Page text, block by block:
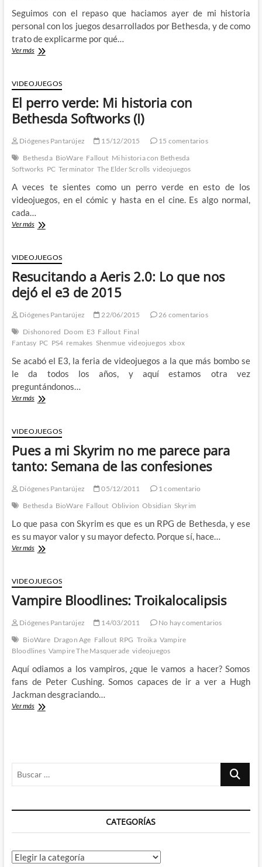
Seguimos con el repaso que haciamos ayer de mi historia
personal con los juegos desarrollados por Bethesda, y de como
trato de explicarme por qué…
Ver más¿Es
historia
con
Bethesda
Softworks
(II)
VIDEOJUEGOS
El perro verde: Mi historia con
Bethesda Softworks (I)
Diógenes Pantarújez 15/12/2015
15 comentarios
Bethesda BioWare Fallout Mi historia con Bethesda
Softworks PC Terminator The Elder Scrolls videojuegos
A veces te sientes como un perro verde en esto de los
videojuegos, en el cómic y hasta en el cine. Es algo normal,
cada…
Ver másEl
Mi
historia
con
Bethesda
Softworks
VIDEOJUEGOS
Resucitando a Aeris 2.0: Lo que nos
dejó el e3 de 2015
Diógenes Pantarújez 22/06/2015
26 comentarios
Dishonored Doom E3 Fallout Final
Fantasy PC PS4 remakes Shenmue videojuegos xbox
Se acabó el E3, la feria de videojuegos a la que más bombo se
le da todos los años, y aquí estamos otra vez
preguntándonos…
Ver másResucitando
2.0:
Lo
que
nos
dejó
e3
de
VIDEOJUEGOS
Pues a mi Skyrim no me parece para
tanto: Semana de las confesiones
Diógenes Pantarújez 05/12/2011
1 comentario
Bethesda BioWare Fallout Oblivion Obsidian Skyrim
Lo que pasa con Skyrim es que es un RPG de Bethesda, y ese
es su mayor valor y su mayor defecto. Porque sí, hace…
Ver másPues
Skyrim
no
me
parece
para
Semana
de
confesiones
VIDEOJUEGOS
Vampire Bloodlines: Troikalocalipsis
Diógenes Pantarújez 14/03/2011
No hay comentarios
BioWare Dragon Age Fallout RPG Troika Vampire
Bloodlines Vampire The Masquerade videojuegos
Aquí odiamos a los vampiros, ¿que le vamos a hacer? Somos
fans de Peter Cushing. Somos capaces de ir a ver a Hugh
Jackman desgraciando…
Ver másVampire
Buscar
CATEGORÍAS
Categorías